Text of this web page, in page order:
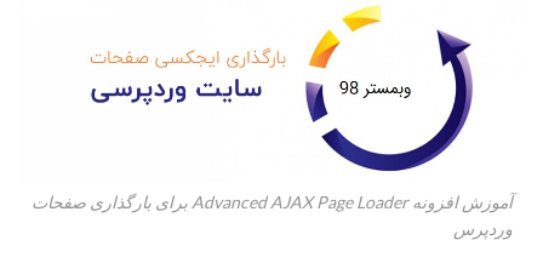
آموزش افزونه Advanced AJAX Page Loader برای بارگذاری صفحات
وردپرس